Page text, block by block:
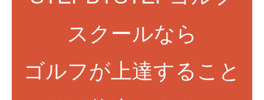
スクールなら
ゴルフが上達すること